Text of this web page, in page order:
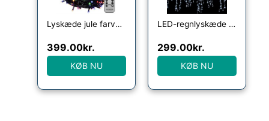
Lyskæde jule farverig 40m fjernbetjening
399.00kr.
KØB NU
LED-regnlyskæde varm hvid kølig hvid indendørs udendørs frostregn, model: 200 LED kold hvid fjernbetjening
299.00kr.
KØB NU